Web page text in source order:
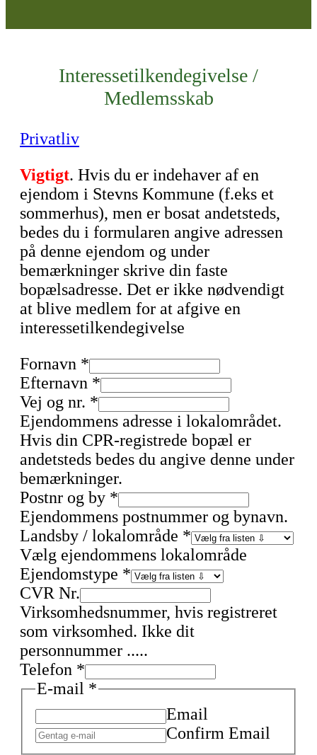
Interessetilkendegivelse /
Medlemsskab
Privatliv
Vigtigt. Hvis du er indehaver af en
ejendom i Stevns Kommune (f.eks et
sommerhus), men er bosat andetsteds,
bedes du i formularen angive adressen
på denne ejendom og under
bemærkninger skrive din faste
bopælsadresse. Det er ikke nødvendigt
at blive medlem for at afgive en
interessetilkendegivelse
Fornavn *
Efternavn *
Vej og nr. *
Ejendommens adresse i lokalområdet.
Hvis din CPR-registrede bopæl er
andetsteds bedes du angive denne under
bemærkninger.
Postnr og by *
Ejendommens postnummer og bynavn.
Landsby / lokalområde *
Vælg ejendommens lokalområde
Ejendomstype *
CVR Nr.
Virksomhedsnummer, hvis registreret
som virksomhed. Ikke dit
personnummer .....
Telefon *
E-mail *
Email
Confirm Email